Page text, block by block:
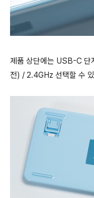
제품 상단에는 USB-C
전) / 2.4GHz 선택할 수